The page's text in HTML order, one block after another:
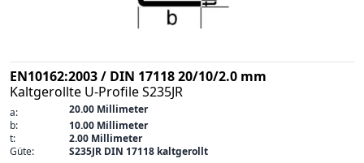
EN10162:2003 / DIN 17118 20/10/2.0 mm
Kaltgerollte U-Profile S235JR
a:
20.00 Millimeter
b:
10.00 Millimeter
t:
2.00 Millimeter
Güte:
S235JR DIN 17118 kaltgerollt